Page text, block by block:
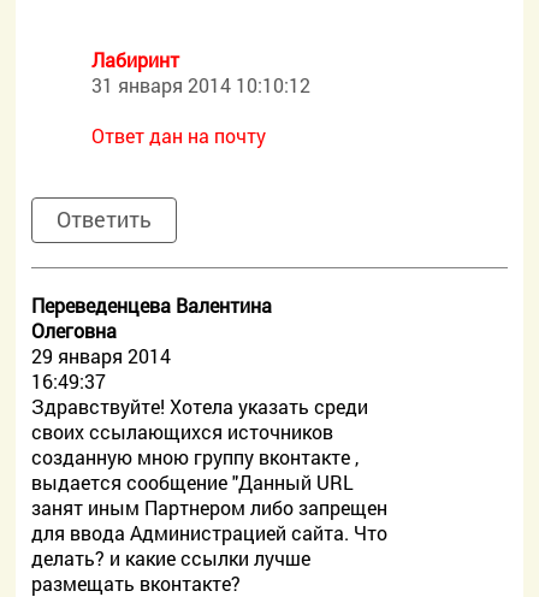
Лабиринт
31 января 2014 10:10:12
Ответ дан на почту
Ответить
Переведенцева Валентина
Олеговна
29 января 2014
16:49:37
Здравствуйте! Хотела указать среди
своих ссылающихся источников
созданную мною группу вконтакте ,
выдается сообщение "Данный URL
занят иным Партнером либо запрещен
для ввода Администрацией сайта. Что
делать? и какие ссылки лучше
размещать вконтакте?